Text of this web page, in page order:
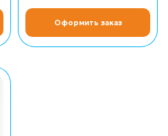
Оформить заказ